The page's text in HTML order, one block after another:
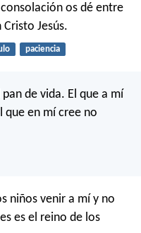
os dé entre
Jesús.
paciencia
de vida. El que a mí
que en mí cree no
niños venir a mí y no
es el reino de los